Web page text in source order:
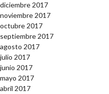
diciembre 2017
noviembre 2017
octubre 2017
septiembre 2017
agosto 2017
julio 2017
junio 2017
mayo 2017
abril 2017